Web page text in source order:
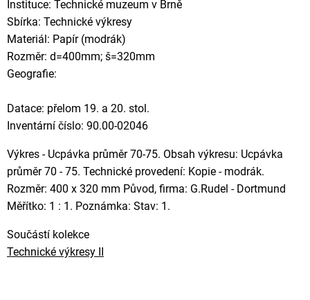
Instituce: Technické muzeum v Brně
Sbírka: Technické výkresy
Materiál: Papír (modrák)
Rozměr: d=400mm; š=320mm
Geografie:
Datace: přelom 19. a 20. stol.
Inventární číslo: 90.00-02046
Výkres - Ucpávka průměr 70-75. Obsah výkresu: Ucpávka
průměr 70 - 75. Technické provedení: Kopie - modrák.
Rozměr: 400 x 320 mm Původ, firma: G.Rudel - Dortmund
Měřítko: 1 : 1. Poznámka: Stav: 1.
Součástí kolekce
Technické výkresy II